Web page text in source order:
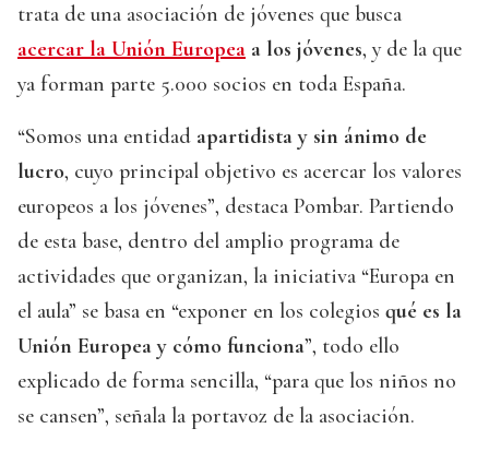
trata de una asociación de jóvenes que busca
acercar la Unión Europea a los jóvenes, y de la que
ya forman parte 5.000 socios en toda España.
“Somos una entidad apartidista y sin ánimo de
lucro, cuyo principal objetivo es acercar los valores
europeos a los jóvenes”, destaca Pombar. Partiendo
de esta base, dentro del amplio programa de
actividades que organizan, la iniciativa “Europa en
el aula” se basa en “exponer en los colegios qué es la
Unión Europea y cómo funciona”, todo ello
explicado de forma sencilla, “para que los niños no
se cansen”, señala la portavoz de la asociación.